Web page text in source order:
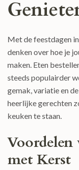
Met de feestdagen
denken over hoe je
maken. Eten
steeds populairder
gemak, variatie en
heerlijke gerechten
keuken te staan.
Voordelen
met Kerst